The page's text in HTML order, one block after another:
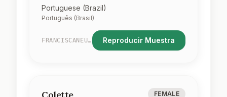
Portuguese (Brazil)
Português (Brasil)
FRANCISCANEURAL Reproducir Muestra
FEMALE